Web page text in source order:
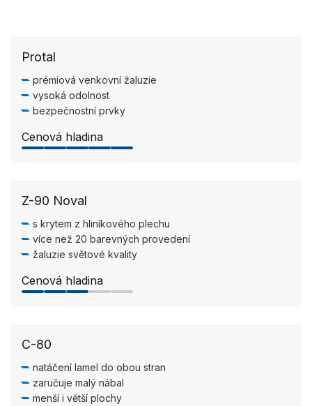
Protal
prémiová venkovní žaluzie
vysoká odolnost
bezpečnostní prvky
Cenová hladina
5.0/5
Z-90 Noval
s krytem z hliníkového plechu
více než 20 barevných provedení
žaluzie světové kvality
Cenová hladina
3.0/5
C-80
natáčení lamel do obou stran
zaručuje malý nábal
menší i větší plochy